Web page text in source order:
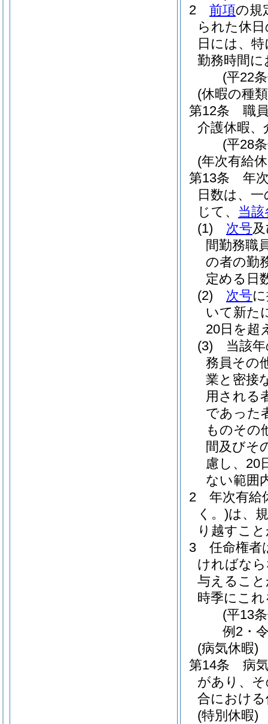
2
前項の規
られた休
日には、
勤務時間
(平22
(休暇の種
第12条
職
介護休暇、
(平28
(年次有給
第13条
年
日数は、
じて、 当
(1)
次号
間勤務職
の者の勤
定める日
(2)
次号
いて新た
20日を超
(3)
当該
務員その
業と密接
用される
であった
ものその
間及びそ
慮し、20
ない範囲
2
年次有給
く。)は、
り越すこ
3
任命権者
ければな
与えるこ
時季にこ
(平13
例2・
(病気休暇)
第14条
病
があり、
合におけ
(特別休暇)